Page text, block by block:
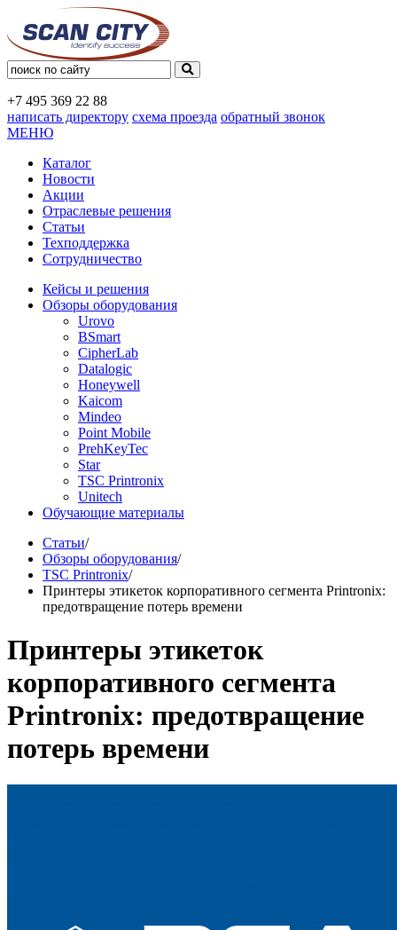
+7 495 369 22 88
написать директору схема проезда обратный звонок
МЕНЮ
Каталог
Новости
Акции
Отраслевые решения
Статьи
Техподдержка
Сотрудничество
Кейсы и решения
Обзоры оборудования
Urovo
BSmart
CipherLab
Datalogic
Honeywell
Kaicom
Mindeo
Point Mobile
PrehKeyTec
Star
TSC Printronix
Unitech
Обучающие материалы
Статьи/
Обзоры оборудования/
TSC Printronix/
Принтеры этикеток корпоративного сегмента Printronix:
предотвращение потерь времени
Принтеры этикеток
корпоративного сегмента
Printronix: предотвращение
потерь времени